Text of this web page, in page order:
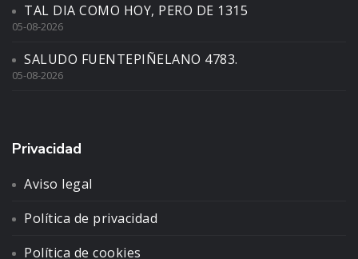
TAL DIA COMO HOY, PERO DE 1315
05-08-2026
SALUDO FUENTEPIÑELANO 4783.
05-08-2026
Privacidad
Aviso legal
Política de privacidad
Política de cookies